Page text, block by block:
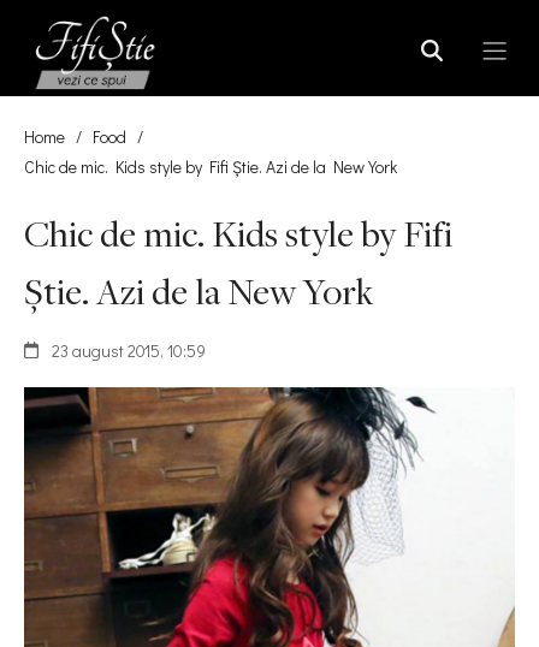
Home / Food /
Chic de mic. Kids style by Fifi Știe. Azi de la New York
Chic de mic. Kids style by Fifi
Știe. Azi de la New York
23 august 2015, 10:59